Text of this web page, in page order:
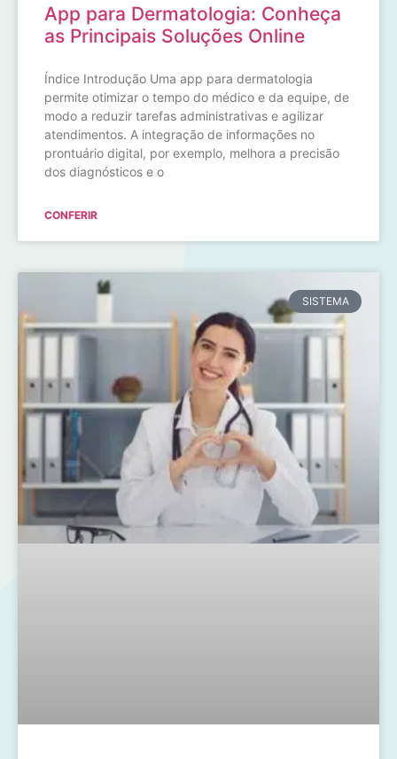
App para Dermatologia: Conheça
as Principais Soluções Online
Índice Introdução Uma app para dermatologia
permite otimizar o tempo do médico e da equipe, de
modo a reduzir tarefas administrativas e agilizar
atendimentos. A integração de informações no
prontuário digital, por exemplo, melhora a precisão
dos diagnósticos e o
CONFERIR
SISTEMA